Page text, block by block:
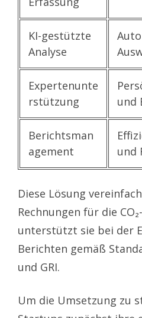
KI-gestützte
Analyse
Expertenunte
rstützung
und
Berichtsman
agement
und
Diese Lösung
Rechnungen für die
unterstützt sie bei der
Berichten gemäß
und GRI.
Um die Umsetzung zu